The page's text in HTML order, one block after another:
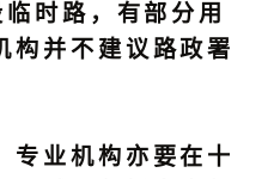
时路，有部分用
构并不建议路政署
专业机构亦要在十